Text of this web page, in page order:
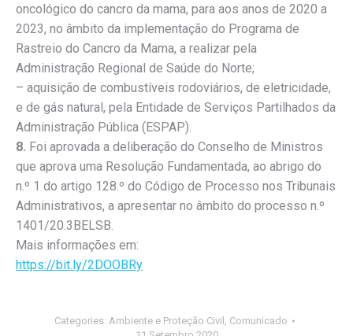
oncológico do cancro da mama, para aos anos de 2020 a
2023, no âmbito da implementação do Programa de
Rastreio do Cancro da Mama, a realizar pela
Administração Regional de Saúde do Norte;
– aquisição de combustíveis rodoviários, de eletricidade,
e de gás natural, pela Entidade de Serviços Partilhados da
Administração Pública (ESPAP).
8. Foi aprovada a deliberação do Conselho de Ministros
que aprova uma Resolução Fundamentada, ao abrigo do
n.º 1 do artigo 128.º do Código de Processo nos Tribunais
Administrativos, a apresentar no âmbito do processo n.º
1401/20.3BELSB.
Mais informações em:
https://bit.ly/2DOOBRy
Categories: Ambiente e Proteção Civil
Comunicado